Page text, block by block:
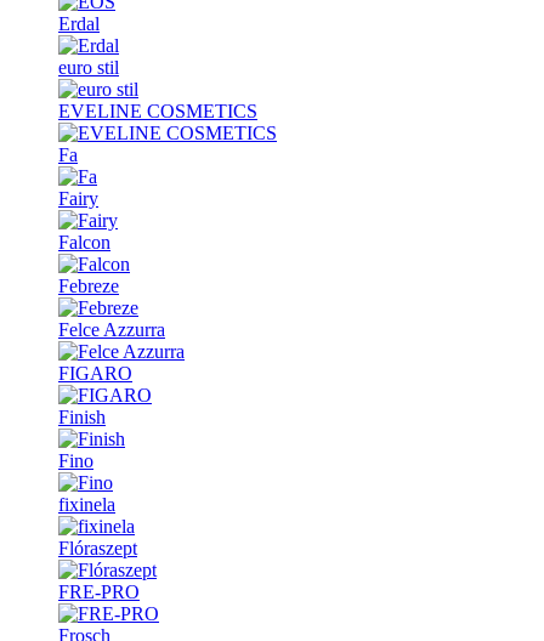
Erdal
euro stil
EVELINE COSMETICS
Fa
Fairy
Falcon
Febreze
Felce Azzurra
FIGARO
Finish
Fino
fixinela
Flóraszept
FRE-PRO
Frosch